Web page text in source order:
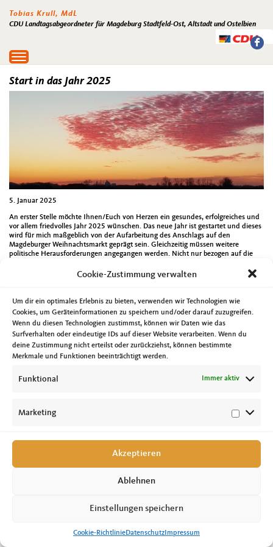
Cookie-Zustimmung verwalten
Um dir ein optimales Erlebnis zu bieten, verwenden wir Technologien wie
Cookies, um Geräteinformationen zu speichern und/oder darauf zuzugreifen.
Wenn du diesen Technologien zustimmst, können wir Daten wie das
Surfverhalten oder eindeutige IDs auf dieser Website verarbeiten. Wenn du
deine Zustimmung nicht erteilst oder zurückziehst, können bestimmte
Merkmale und Funktionen beeinträchtigt werden.
Funktional Immer aktiv
Marketing
Akzeptieren
Ablehnen
Einstellungen speichern
Cookie-RichtlinieDatenschutz Impressum
Tobias Krull, MdL
CDU Landtagsabgeordneter für Magdeburg Stadtfeld-Ost, Altstadt und Ostelbien
Toggle
navigation
Start in das Jahr 2025
5. Januar 2025
An erster Stelle möchte Ihnen/Euch von Herzen ein gesundes, erfolgreiches und
vor allem friedvolles Jahr 2025 wünschen. Das neue Jahr ist gestartet und dieses
wird für mich maßgeblich von der Aufarbeitung des Anschlags auf den
Magdeburger Weihnachtsmarkt geprägt sein. Gleichzeitig müssen weitere
politische Herausforderungen angegangen werden. Nicht nur bezogen auf die
der Magdeburger Kommunalpolitik. Die dabei anstehenden Entscheidungen
werden sicher nicht allen Menschen gefallen, aber sie sind notwendig.
Leider gibt es eine Tendenz dazu das man die Meinung anderer, wenn sie nicht
sie nicht der eigenen entspricht, einfach abzutun oder gar lächerlich zu machen.
Wir müssen nicht alle die gleiche Meinung haben, wir müssen aber die Fähigkeit
haben andere Meinungen zur Kenntnis zu nehmen und in den Dialog
einzutreten. Es gibt nicht nur schwarz und weiß, sondern sehr viele Grautöne.
Niemand ist unfehlbar. Das muss man sich immer selbst vor Augen führen bzw.
im Hinterkopf haben.
Copyright © 2026 Tobias Krull, MdL //Impressum
Richtlinie